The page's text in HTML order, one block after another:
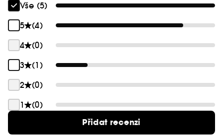
Vše (5)
5
(4)
4
(0)
3
(1)
2
(0)
1
(0)
Přidat recenzi